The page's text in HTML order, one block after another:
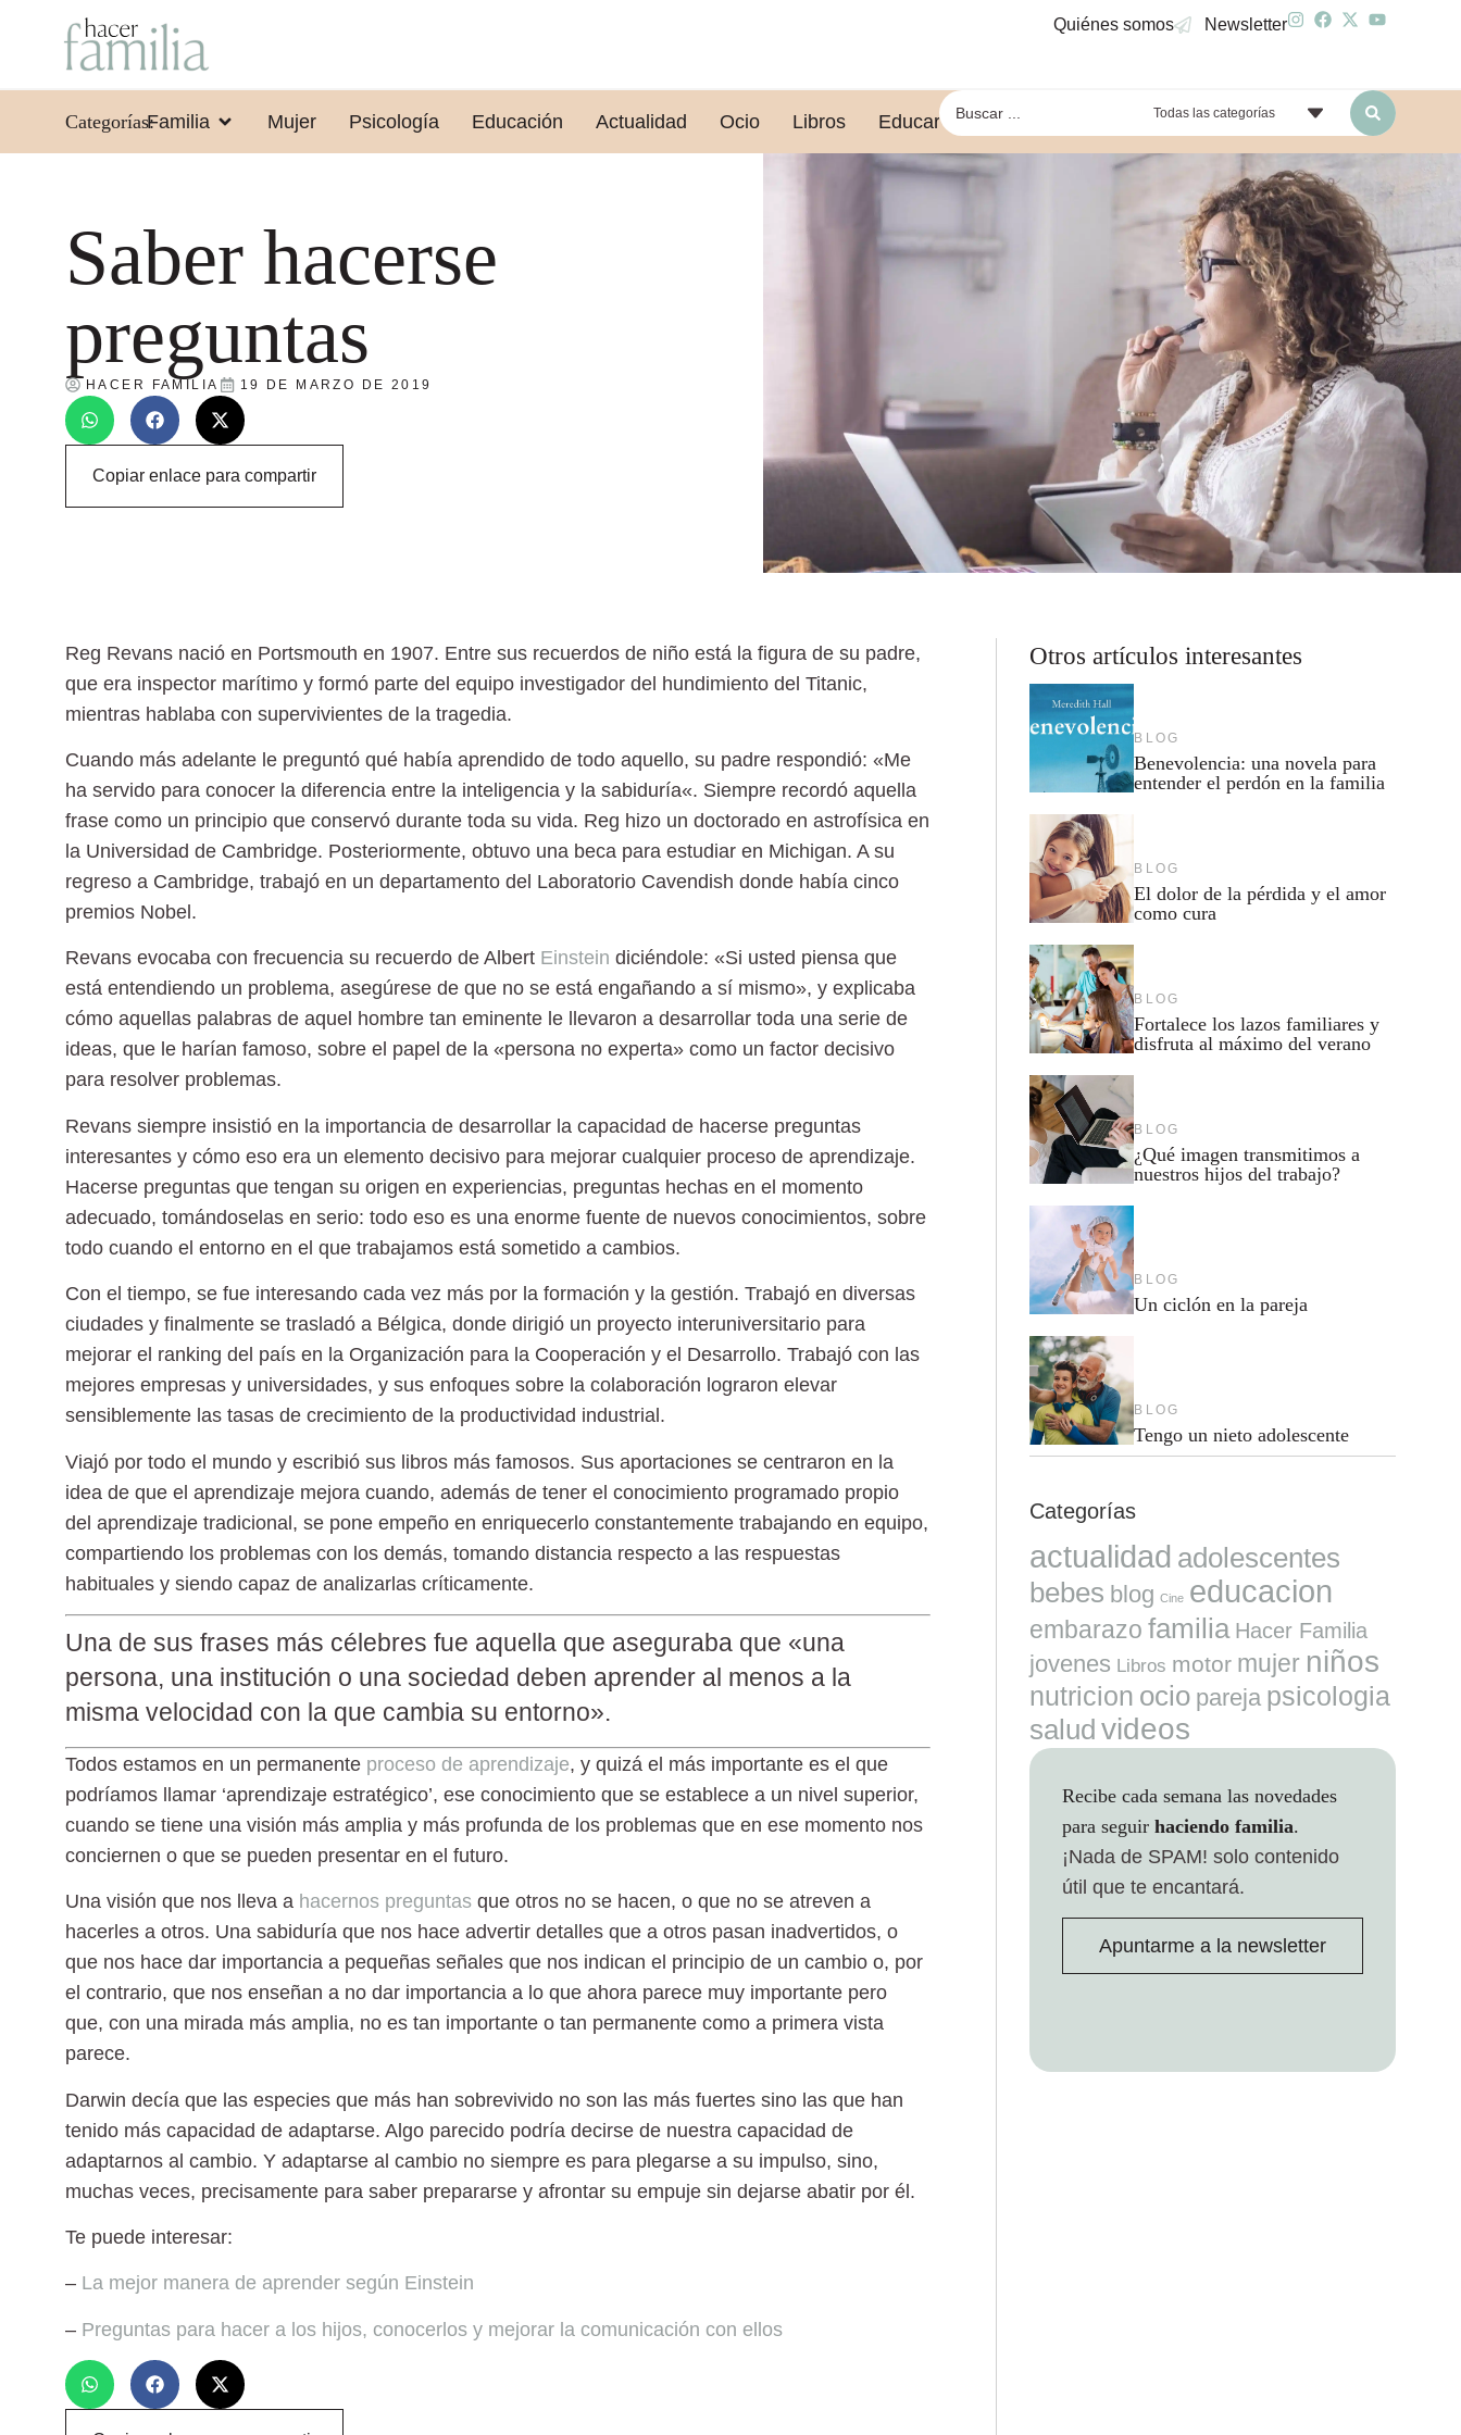
Quiénes somos Newsletter
Categorías:Familia Mujer Psicología Educación Actualidad Ocio Libros Educar leyendo Todas las categorías
Saber hacerse
preguntas
HACER FAMILIA 19 DE MARZO DE 2019
Copiar enlace para compartir
Reg Revans nació en Portsmouth en 1907. Entre sus recuerdos de niño está la figura de su padre,
que era inspector marítimo y formó parte del equipo investigador del hundimiento del Titanic,
mientras hablaba con supervivientes de la tragedia.
Cuando más adelante le preguntó qué había aprendido de todo aquello, su padre respondió: «Me
ha servido para conocer la diferencia entre la inteligencia y la sabiduría«. Siempre recordó aquella
frase como un principio que conservó durante toda su vida. Reg hizo un doctorado en astrofísica en
la Universidad de Cambridge. Posteriormente, obtuvo una beca para estudiar en Michigan. A su
regreso a Cambridge, trabajó en un departamento del Laboratorio Cavendish donde había cinco
premios Nobel.
Revans evocaba con frecuencia su recuerdo de Albert Einstein diciéndole: «Si usted piensa que
está entendiendo un problema, asegúrese de que no se está engañando a sí mismo», y explicaba
cómo aquellas palabras de aquel hombre tan eminente le llevaron a desarrollar toda una serie de
ideas, que le harían famoso, sobre el papel de la «persona no experta» como un factor decisivo
para resolver problemas.
Revans siempre insistió en la importancia de desarrollar la capacidad de hacerse preguntas
interesantes y cómo eso era un elemento decisivo para mejorar cualquier proceso de aprendizaje.
Hacerse preguntas que tengan su origen en experiencias, preguntas hechas en el momento
adecuado, tomándoselas en serio: todo eso es una enorme fuente de nuevos conocimientos, sobre
todo cuando el entorno en el que trabajamos está sometido a cambios.
Con el tiempo, se fue interesando cada vez más por la formación y la gestión. Trabajó en diversas
ciudades y finalmente se trasladó a Bélgica, donde dirigió un proyecto interuniversitario para
mejorar el ranking del país en la Organización para la Cooperación y el Desarrollo. Trabajó con las
mejores empresas y universidades, y sus enfoques sobre la colaboración lograron elevar
sensiblemente las tasas de crecimiento de la productividad industrial.
Viajó por todo el mundo y escribió sus libros más famosos. Sus aportaciones se centraron en la
idea de que el aprendizaje mejora cuando, además de tener el conocimiento programado propio
del aprendizaje tradicional, se pone empeño en enriquecerlo constantemente trabajando en equipo,
compartiendo los problemas con los demás, tomando distancia respecto a las respuestas
habituales y siendo capaz de analizarlas críticamente.
Una de sus frases más célebres fue aquella que aseguraba que «una
persona, una institución o una sociedad deben aprender al menos a la
misma velocidad con la que cambia su entorno».
Todos estamos en un permanente proceso de aprendizaje, y quizá el más importante es el que
podríamos llamar ‘aprendizaje estratégico’, ese conocimiento que se establece a un nivel superior,
cuando se tiene una visión más amplia y más profunda de los problemas que en ese momento nos
conciernen o que se pueden presentar en el futuro.
Una visión que nos lleva a hacernos preguntas que otros no se hacen, o que no se atreven a
hacerles a otros. Una sabiduría que nos hace advertir detalles que a otros pasan inadvertidos, o
que nos hace dar importancia a pequeñas señales que nos indican el principio de un cambio o, por
el contrario, que nos enseñan a no dar importancia a lo que ahora parece muy importante pero
que, con una mirada más amplia, no es tan importante o tan permanente como a primera vista
parece.
Darwin decía que las especies que más han sobrevivido no son las más fuertes sino las que han
tenido más capacidad de adaptarse. Algo parecido podría decirse de nuestra capacidad de
adaptarnos al cambio. Y adaptarse al cambio no siempre es para plegarse a su impulso, sino,
muchas veces, precisamente para saber prepararse y afrontar su empuje sin dejarse abatir por él.
Te puede interesar:
– La mejor manera de aprender según Einstein
– Preguntas para hacer a los hijos, conocerlos y mejorar la comunicación con ellos
Otros artículos interesantes
BLOG
Benevolencia: una novela para
entender el perdón en la familia
BLOG
El dolor de la pérdida y el amor
como cura
BLOG
Fortalece los lazos familiares y
disfruta al máximo del verano
BLOG
¿Qué imagen transmitimos a
nuestros hijos del trabajo?
BLOG
Un ciclón en la pareja
BLOG
Tengo un nieto adolescente
Categorías
actualidad adolescentes
bebes blog Cine educacion
embarazo familia Hacer Familia
jovenes Libros motor mujer niños
nutricion ocio pareja psicologia
salud videos
Recibe cada semana las novedades
para seguir haciendo familia.
¡Nada de SPAM! solo contenido
útil que te encantará.
Apuntarme a la newsletter